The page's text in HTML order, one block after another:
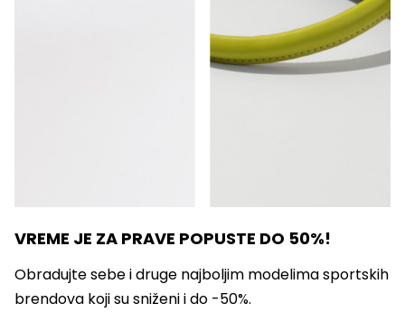
VREME JE ZA PRAVE POPUSTE DO 50%!
Obradujte sebe i druge najboljim modelima sportskih
brendova koji su sniženi i do -50%.